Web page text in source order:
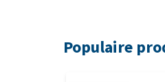
Populaire